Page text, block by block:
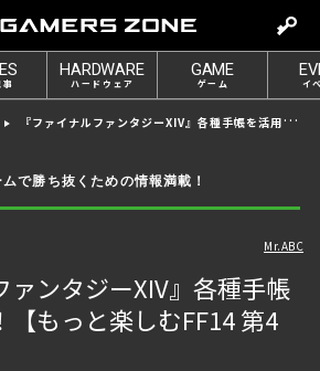
e
t
o
i
n
事
HARDWARE
ハードウェア
GAME
ゲーム イ
『ファイナルファンタジーXIV』各種手帳を活用しよう！【もっと楽しむFF14 第4回】
で勝ち抜くための情報満載！
Mr.ABC
ァンタジーXIV』各種手帳
【もっと楽しむFF14 第4